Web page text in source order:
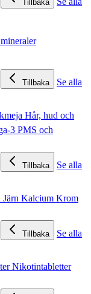
Tillbaka
Tillbaka
Se alla
Hår, hud och
3 PMS och
Tillbaka
Se alla
Järn Kalcium Krom
Tillbaka
Se alla
Nikotintabletter